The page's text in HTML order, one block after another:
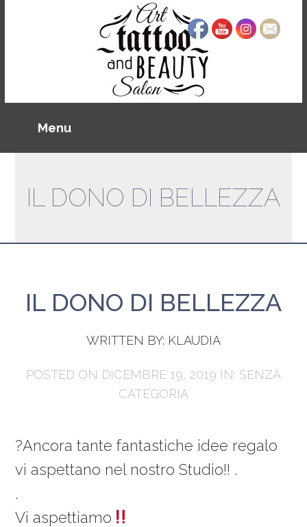
IL DONO DI BELLEZZA
IL DONO DI BELLEZZA
WRITTEN BY: KLAUDIA
POSTED ON DICEMBRE 19, 2019 IN: SENZA
CATEGORIA
?Ancora tante fantastiche idee regalo
vi aspettano nel nostro Studio!! .
.
Vi aspettiamo